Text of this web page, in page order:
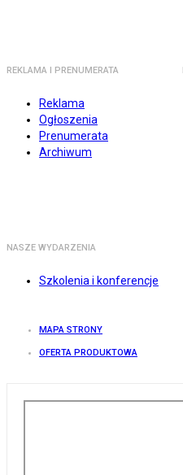
REKLAMA I PRENUMERATA
Reklama
Ogłoszenia
Prenumerata
Archiwum
NASZE WYDARZENIA
Szkolenia i konferencje
MAPA STRONY
OFERTA PRODUKTOWA